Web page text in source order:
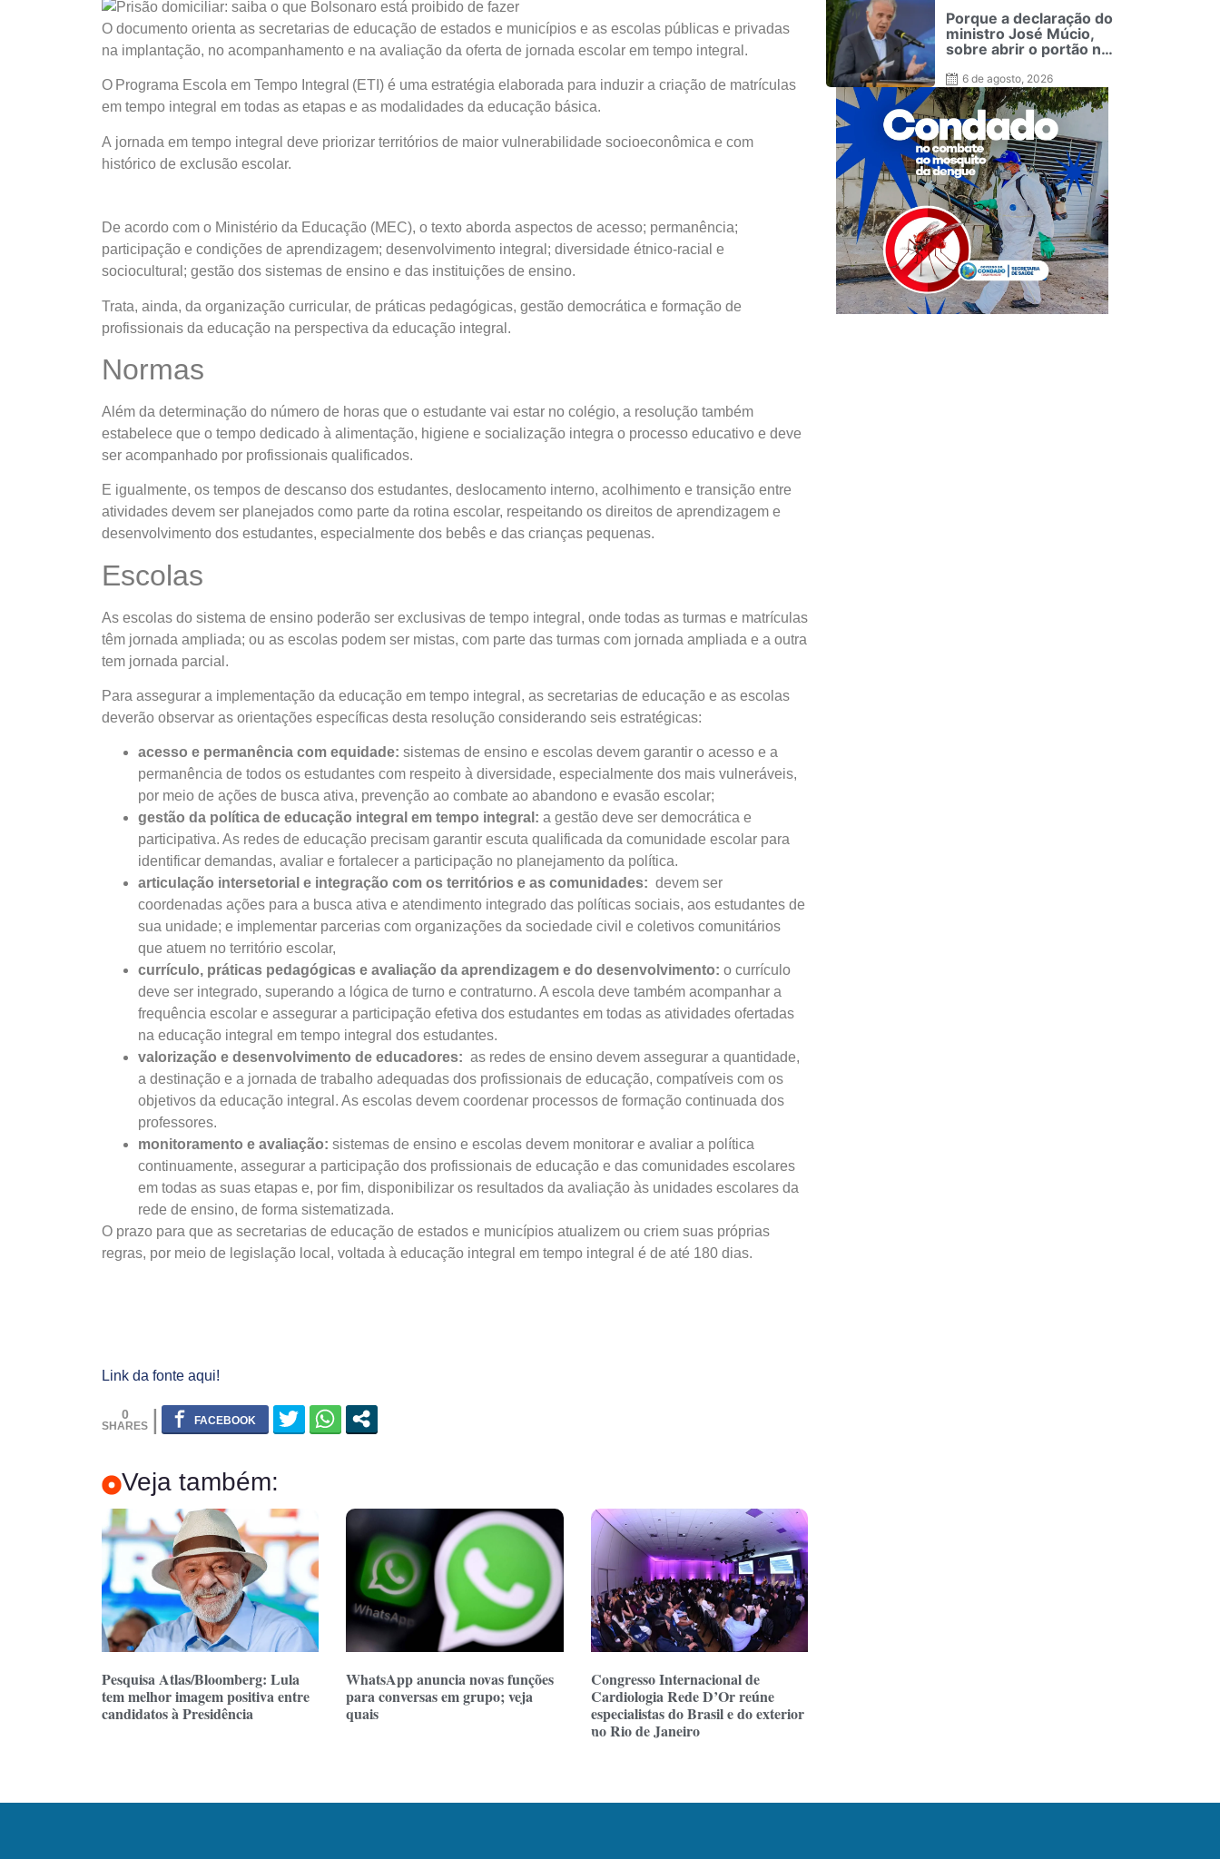
O documento orienta as secretarias de educação de estados e municípios e as escolas públicas e privadas
na implantação, no acompanhamento e na avaliação da oferta de jornada escolar em tempo integral.
O Programa Escola em Tempo Integral (ETI) é uma estratégia elaborada para induzir a criação de matrículas
em tempo integral em todas as etapas e as modalidades da educação básica.
A jornada em tempo integral deve priorizar territórios de maior vulnerabilidade socioeconômica e com
histórico de exclusão escolar.
De acordo com o Ministério da Educação (MEC), o texto aborda aspectos de acesso; permanência;
participação e condições de aprendizagem; desenvolvimento integral; diversidade étnico-racial e
sociocultural; gestão dos sistemas de ensino e das instituições de ensino.
Trata, ainda, da organização curricular, de práticas pedagógicas, gestão democrática e formação de
profissionais da educação na perspectiva da educação integral.
Normas
Além da determinação do número de horas que o estudante vai estar no colégio, a resolução também
estabelece que o tempo dedicado à alimentação, higiene e socialização integra o processo educativo e deve
ser acompanhado por profissionais qualificados.
E igualmente, os tempos de descanso dos estudantes, deslocamento interno, acolhimento e transição entre
atividades devem ser planejados como parte da rotina escolar, respeitando os direitos de aprendizagem e
desenvolvimento dos estudantes, especialmente dos bebês e das crianças pequenas.
Escolas
As escolas do sistema de ensino poderão ser exclusivas de tempo integral, onde todas as turmas e matrículas
têm jornada ampliada; ou as escolas podem ser mistas, com parte das turmas com jornada ampliada e a outra
tem jornada parcial.
Para assegurar a implementação da educação em tempo integral, as secretarias de educação e as escolas
deverão observar as orientações específicas desta resolução considerando seis estratégicas:
acesso e permanência com equidade: sistemas de ensino e escolas devem garantir o acesso e a
permanência de todos os estudantes com respeito à diversidade, especialmente dos mais vulneráveis,
por meio de ações de busca ativa, prevenção ao combate ao abandono e evasão escolar;
gestão da política de educação integral em tempo integral: a gestão deve ser democrática e
participativa. As redes de educação precisam garantir escuta qualificada da comunidade escolar para
identificar demandas, avaliar e fortalecer a participação no planejamento da política.
articulação intersetorial e integração com os territórios e as comunidades: devem ser
coordenadas ações para a busca ativa e atendimento integrado das políticas sociais, aos estudantes de
sua unidade; e implementar parcerias com organizações da sociedade civil e coletivos comunitários
que atuem no território escolar,
currículo, práticas pedagógicas e avaliação da aprendizagem e do desenvolvimento: o currículo
deve ser integrado, superando a lógica de turno e contraturno. A escola deve também acompanhar a
frequência escolar e assegurar a participação efetiva dos estudantes em todas as atividades ofertadas
na educação integral em tempo integral dos estudantes.
valorização e desenvolvimento de educadores: as redes de ensino devem assegurar a quantidade,
a destinação e a jornada de trabalho adequadas dos profissionais de educação, compatíveis com os
objetivos da educação integral. As escolas devem coordenar processos de formação continuada dos
professores.
monitoramento e avaliação: sistemas de ensino e escolas devem monitorar e avaliar a política
continuamente, assegurar a participação dos profissionais de educação e das comunidades escolares
em todas as suas etapas e, por fim, disponibilizar os resultados da avaliação às unidades escolares da
rede de ensino, de forma sistematizada.
O prazo para que as secretarias de educação de estados e municípios atualizem ou criem suas próprias
regras, por meio de legislação local, voltada à educação integral em tempo integral é de até 180 dias.
Link da fonte aqui!
0
Veja também:
Pesquisa Atlas/Bloomberg: Lula
tem melhor imagem positiva entre
candidatos à Presidência
WhatsApp anuncia novas funções
para conversas em grupo; veja
quais
Congresso Internacional de
Cardiologia Rede D’Or reúne
especialistas do Brasil e do exterior
no Rio de Janeiro
Porque a declaração do
ministro José Múcio,
sobre abrir o portão no
dos Estados Unidos
deve ser lida como
alerta sobre o Brasil na
América dos Sul
6 de agosto, 2026